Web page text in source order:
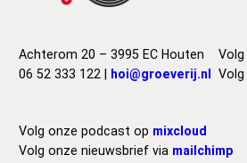
Achterom 20 – 3995 EC Houten
06 52 333 122 |
hoi@groeverij.nl
Volg onze podcast op mixcloud
Volg onze nieuwsbrief via mailchimp